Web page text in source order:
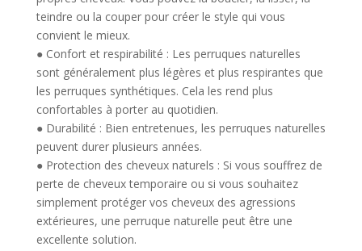
teindre ou la couper pour créer le style qui vous
convient le mieux.
● Confort et respirabilité : Les perruques naturelles
sont généralement plus légères et plus respirantes que
les perruques synthétiques. Cela les rend plus
confortables à porter au quotidien.
● Durabilité : Bien entretenues, les perruques naturelles
peuvent durer plusieurs années.
● Protection des cheveux naturels : Si vous souffrez de
perte de cheveux temporaire ou si vous souhaitez
simplement protéger vos cheveux des agressions
extérieures, une perruque naturelle peut être une
excellente solution.